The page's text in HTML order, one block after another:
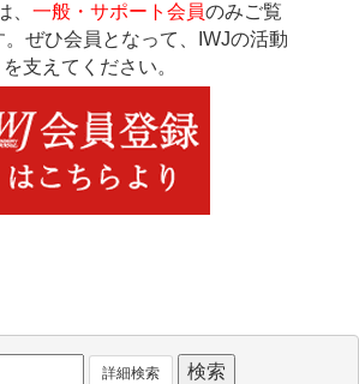
、 一般・サポート会員のみご覧
。ぜひ会員となって、IWJの活動
を支えてください。
詳細検索